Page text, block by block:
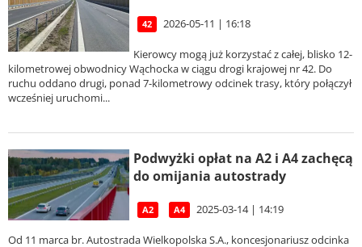
42 2026-05-11 | 16:18
Kierowcy mogą już korzystać z całej, blisko 12-
kilometrowej obwodnicy Wąchocka w ciągu drogi krajowej nr 42. Do
ruchu oddano drugi, ponad 7-kilometrowy odcinek trasy, który połączył
wcześniej uruchomi...
Podwyżki opłat na A2 i A4 zachęcą
do omijania autostrady
A2 A4 2025-03-14 | 14:19
Od 11 marca br. Autostrada Wielkopolska S.A., koncesjonariusz odcinka